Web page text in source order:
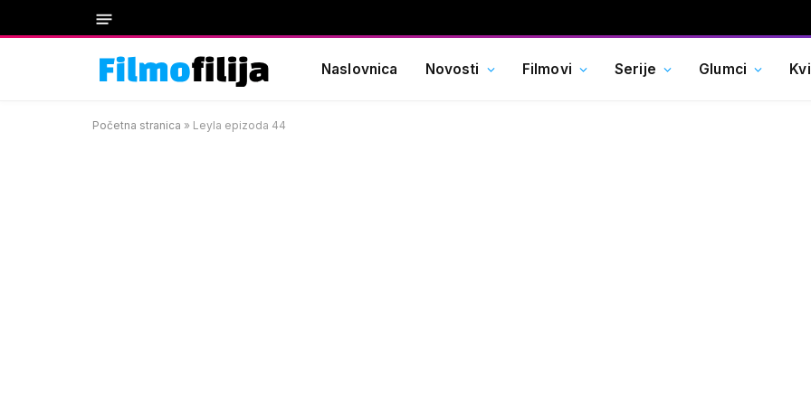
Naslovnica Novosti Filmovi Serije Glumci
Početna stranica » Leyla epizoda 44